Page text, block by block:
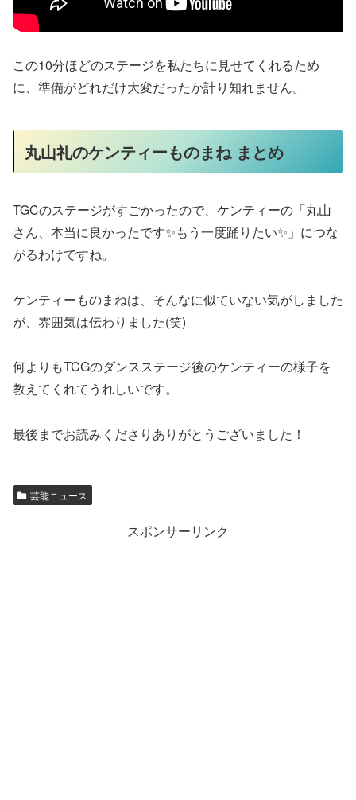
この10分ほどのステージを私たちに見せてくれるため
に、準備がどれだけ大変だったか計り知れません。
丸山礼のケンティーものまね まとめ
TGCのステージがすごかったので、ケンティーの「丸山
さん、本当に良かったです✨もう一度踊りたい✨」につな
がるわけですね。
ケンティーものまねは、そんなに似ていない気がしました
が、雰囲気は伝わりました(笑)
何よりもTCGのダンスステージ後のケンティーの様子を
教えてくれてうれしいです。
最後までお読みくださりありがとうございました！
芸能ニュース
スポンサーリンク